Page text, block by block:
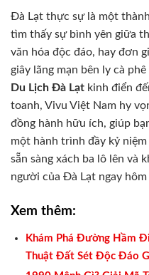
Đà Lạt thực sự là một
tìm thấy sự bình yên giữa
văn hóa độc đáo, hay đơn
giây lãng mạn bên ly cà
Du Lịch Đà Lạt kinh điển
toanh, Vivu Việt Nam hy
đồng hành hữu ích, giúp
một hành trình đầy kỷ
sẵn sàng xách ba lô lên và
người của Đà Lạt ngay hôm
Xem thêm:
Khám Phá Đường Hầm
Thuật Đất Sét Độc Đáo